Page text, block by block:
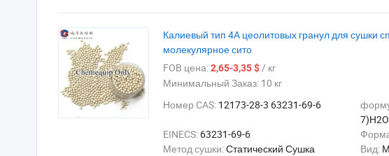
Калиевый тип 4A цеолитовых гранул для сушки
молекулярное сито
FOB цена:2,65-3,35 $/ кг
Минимальный Заказ: 10 кг
Номер CAS: 12173-28-3 63231-69-6
7)H2O
EINECS: 63231-69-6
Метод сушки:Статический Сушка Вид: